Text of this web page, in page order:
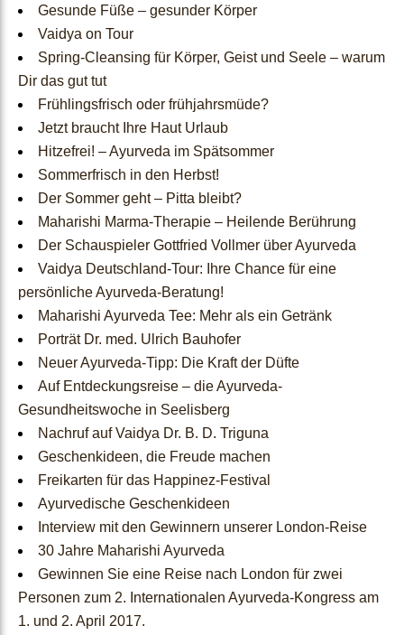
Ayurvedische Ernährung
Wohlbefinden für Körper
& Geist
Ayurvedische
Tagesroutine
Jahreszeiten
Lebensphasen
Blog
Webinare und Podcasts
Rezepte
Ärzte
Gesunde Füße – gesunder Körper
Vaidya on Tour
Spring-Cleansing für Körper, Geist und Seele – warum
Dir das gut tut
Frühlingsfrisch oder frühjahrsmüde?
Jetzt braucht Ihre Haut Urlaub
Hitzefrei! – Ayurveda im Spätsommer
Sommerfrisch in den Herbst!
Der Sommer geht – Pitta bleibt?
Maharishi Marma-Therapie – Heilende Berührung
Der Schauspieler Gottfried Vollmer über Ayurveda
Vaidya Deutschland-Tour: Ihre Chance für eine
persönliche Ayurveda-Beratung!
Maharishi Ayurveda Tee: Mehr als ein Getränk
Porträt Dr. med. Ulrich Bauhofer
Neuer Ayurveda-Tipp: Die Kraft der Düfte
Auf Entdeckungsreise – die Ayurveda-
Gesundheitswoche in Seelisberg
Nachruf auf Vaidya Dr. B. D. Triguna
Geschenkideen, die Freude machen
Freikarten für das Happinez-Festival
Ayurvedische Geschenkideen
Interview mit den Gewinnern unserer London-Reise
30 Jahre Maharishi Ayurveda
Gewinnen Sie eine Reise nach London für zwei
Personen zum 2. Internationalen Ayurveda-Kongress am
1. und 2. April 2017.